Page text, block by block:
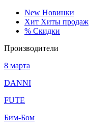
New Новинки
Хит Хиты продаж
% Скидки
Производители
8 марта
DANNI
FUTE
Бим-Бом